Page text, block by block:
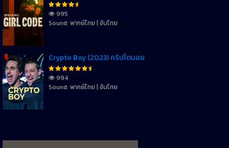
995
Sound: พากย์ไทย | ซับไทย
Crypto Boy (2023) คริปโตบอย
994
Sound: พากย์ไทย | ซับไทย